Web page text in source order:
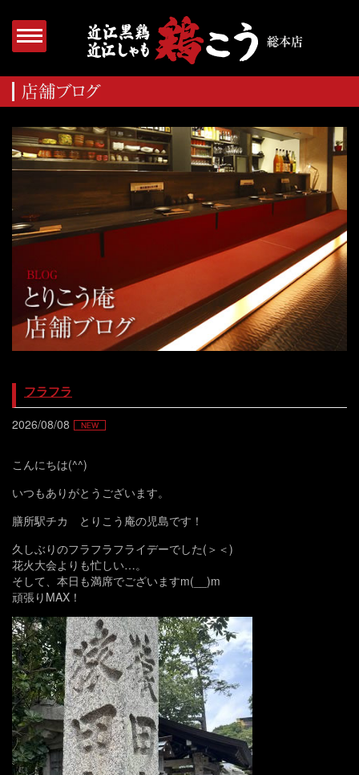
フラフラ
2026/08/08
こんにちは(^^)
いつもありがとうございます。
膳所駅チカ とりこう庵の児島です！
久しぶりのフラフラフライデーでした(＞＜)
花火大会よりも忙しい…。
そして、本日も満席でございますm(__)m
頑張りMAX！